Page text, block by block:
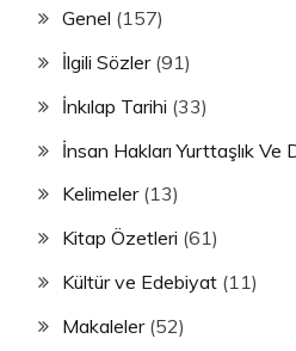
Genel (157)
İlgili Sözler(91)
İnkılap Tarihi (33)
İnsan Hakları Yurttaşlık Ve
Kelimeler(13)
Kitap Özetleri (61)
Kültür ve Edebiyat (11)
Makaleler(52)